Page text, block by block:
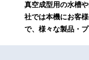
真空成型用の水槽
社では本機にお客
で、様々な製品・